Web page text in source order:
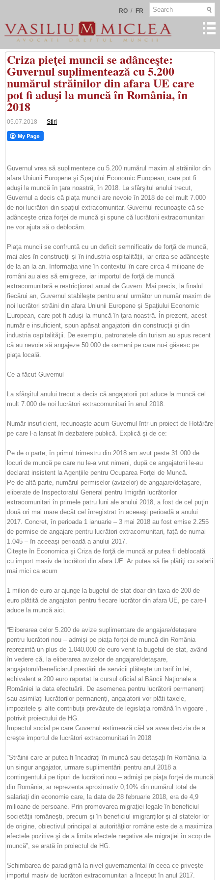
RO / FR
Criza pieţei muncii se adânceşte:
Guvernul suplimentează cu 5.200
numărul străinilor din afara UE care
pot fi aduşi la muncă în România, în
2018
05.07.2018 Stiri
Guvernul vrea să suplimenteze cu 5.200 numărul maxim al străinilor din
afara Uniunii Europene şi Spaţiului Economic European, care pot fi
aduşi la muncă în ţara noastră, în 2018. La sfârşitul anului trecut,
Guvernul a decis că piaţa muncii are nevoie în 2018 de cel mult 7.000
de noi lucrători din spaţiul extracomunitar. Guvernul recunoaşte că se
adânceşte criza forţei de muncă şi spune că lucrătorii extracomunitari
ne vor ajuta să o deblocăm.
Piaţa muncii se confruntă cu un deficit semnificativ de forţă de muncă,
mai ales în construcţii şi în industria ospitalităţii, iar criza se adânceşte
de la an la an. Informaţia vine în contextul în care circa 4 milioane de
români au ales să emigreze, iar importul de forţă de muncă
extracomunitară e restricţionat anual de Guvern. Mai precis, la finalul
fiecărui an, Guvernul stabileşte pentru anul următor un număr maxim de
noi lucrători străini din afara Uniunii Europene şi Spaţiului Economic
European, care pot fi aduşi la muncă în ţara noastră. În prezent, acest
număr e insuficient, spun apăsat angajatorii din construcţii şi din
industria ospitalităţii. De exemplu, patronatele din turism au spus recent
că au nevoie să angajeze 50.000 de oameni pe care nu-i găsesc pe
piaţa locală.
Ce a făcut Guvernul
La sfârşitul anului trecut a decis că angajatorii pot aduce la muncă cel
mult 7.000 de noi lucrători extracomunitari în anul 2018.
Număr insuficient, recunoaşte acum Guvernul într-un proiect de Hotărâre
pe care l-a lansat în dezbatere publică. Explică şi de ce:
Pe de o parte, în primul trimestru din 2018 am avut peste 31.000 de
locuri de muncă pe care nu le-a vrut nimeni, după ce angajatorii le-au
declarat insistent la Agenţiile pentru Ocuparea Forţei de Muncă.
Pe de altă parte, numărul permiselor (avizelor) de angajare/detaşare,
eliberate de Inspectoratul General pentru Imigrări lucrătorilor
extracomunitari în primele patru luni ale anului 2018, a fost de cel puţin
două ori mai mare decât cel înregistrat în aceeaşi perioadă a anului
2017. Concret, în perioada 1 ianuarie – 3 mai 2018 au fost emise 2.255
de permise de angajare pentru lucrători extracomunitari, faţă de numai
1.045 – în aceeaşi perioadă a anului 2017.
Citeşte în Economica şi Criza de forţă de muncă ar putea fi deblocată
cu import masiv de lucrători din afara UE. Ar putea să fie plătiţi cu salarii
mai mici ca acum
1 milion de euro ar ajunge la bugetul de stat doar din taxa de 200 de
euro plătită de angajatori pentru fiecare lucrător din afara UE, pe care-l
aduce la muncă aici.
“Eliberarea celor 5.200 de avize suplimentare de angajare/detașare
pentru lucrători nou – admişi pe piaţa forţei de muncă din România
reprezintă un plus de 1.040.000 de euro venit la bugetul de stat, având
în vedere că, la eliberarea avizelor de angajare/detaşare,
angajatorul/beneficiarul prestării de servicii plăteşte un tarif în lei,
echivalent a 200 euro raportat la cursul oficial al Băncii Naţionale a
României la data efectuării. De asemenea pentru lucrătorii permanenţi
sau asimilaţi lucrătorilor permanenţi, angajatorii vor plăti taxele,
impozitele şi alte contribuţii prevăzute de legislaţia română în vigoare”,
potrivit proiectului de HG.
Impactul social pe care Guvernul estimează că-l va avea decizia de a
creşte importul de lucrători extracomunitari în 2018
“Străinii care ar putea fi încadraţi în muncă sau detaşați în România la
un singur angajator, urmare suplimentării pentru anul 2018 a
contingentului pe tipuri de lucrători nou – admişi pe piaţa forţei de muncă
din România, ar reprezenta aproximativ 0,10% din numărul total de
salariaţi din economie care, la data de 28 februarie 2018, era de 4,9
milioane de persoane. Prin promovarea migraţiei legale în beneficiul
societăţii româneşti, precum şi în beneficiul imigranţilor şi al statelor lor
de origine, obiectivul principal al autorităţilor române este de a maximiza
efectele pozitive şi de a limita efectele negative ale migraţiei în scop de
muncă”, se arată în proiectul de HG.
Schimbarea de paradigmă la nivel guvernamental în ceea ce priveşte
importul masiv de lucrători extracomunitari a început în anul 2017.